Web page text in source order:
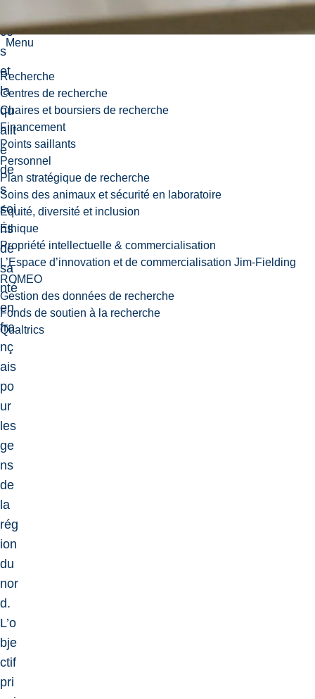
Menu
Recherche
Centres de recherche
Chaires et boursiers de recherche
Financement
Points saillants
Personnel
Plan stratégique de recherche
Soins des animaux et sécurité en laboratoire
Équité, diversité et inclusion
Éthique
Propriété intellectuelle & commercialisation
L’Espace d’innovation et de commercialisation Jim-Fielding
ROMEO
Gestion des données de recherche
Fonds de soutien à la recherche
Qualtrics
cè
s
et
la
qu
alit
é
de
s
soi
ns
de
sa
nté
en
fra
nç
ais
po
ur
les
ge
ns
de
la
rég
ion
du
nor
d.
L’o
bje
ctif
pri